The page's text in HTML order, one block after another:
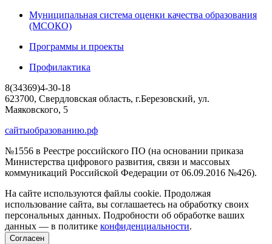
Муниципальная система оценки качества образования
(МСОКО)
Программы и проекты
Профилактика
8(34369)4-30-18
623700, Свердловская область, г.Березовский, ул.
Маяковского, 5
сайтыобразованию.рф
№1556 в Реестре российского ПО (на основании приказа
Министерства цифрового развития, связи и массовых
коммуникаций Российской Федерации от 06.09.2016 №426).
На сайте используются файлы cookie. Продолжая
использование сайта, вы соглашаетесь на обработку своих
персональных данных. Подробности об обработке ваших
данных — в политике конфиденциальности.
Согласен